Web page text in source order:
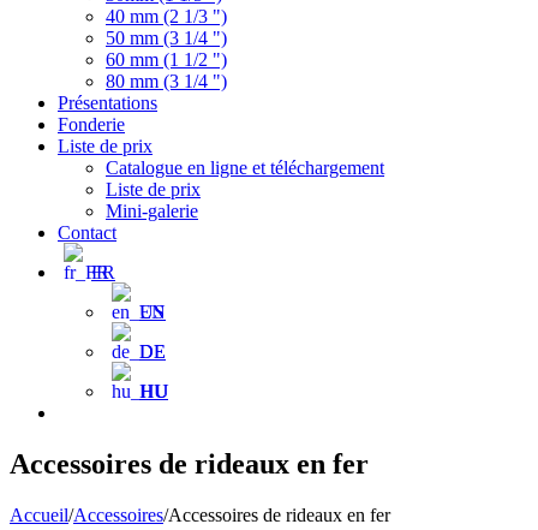
40 mm (2 1/3 ")
50 mm (3 1/4 ")
60 mm (1 1/2 ")
80 mm (3 1/4 ")
Présentations
Fonderie
Liste de prix
Catalogue en ligne et téléchargement
Liste de prix
Mini-galerie
Contact
FR
EN
DE
HU
Accessoires de rideaux en fer
Accueil/Accessoires/Accessoires de rideaux en fer